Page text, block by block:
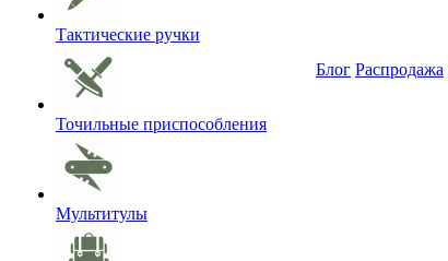
Тактические ручки
Точильные приспособления
Мультитулы
Блог Распродажа